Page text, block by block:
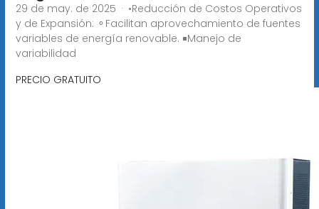
29 de may. de 2025 · •Reducción de Costos Operativos
y de Expansión: ⚬Facilitan aprovechamiento de fuentes
variables de energía renovable. ￭Manejo de
variabilidad
PRECIO GRATUITO